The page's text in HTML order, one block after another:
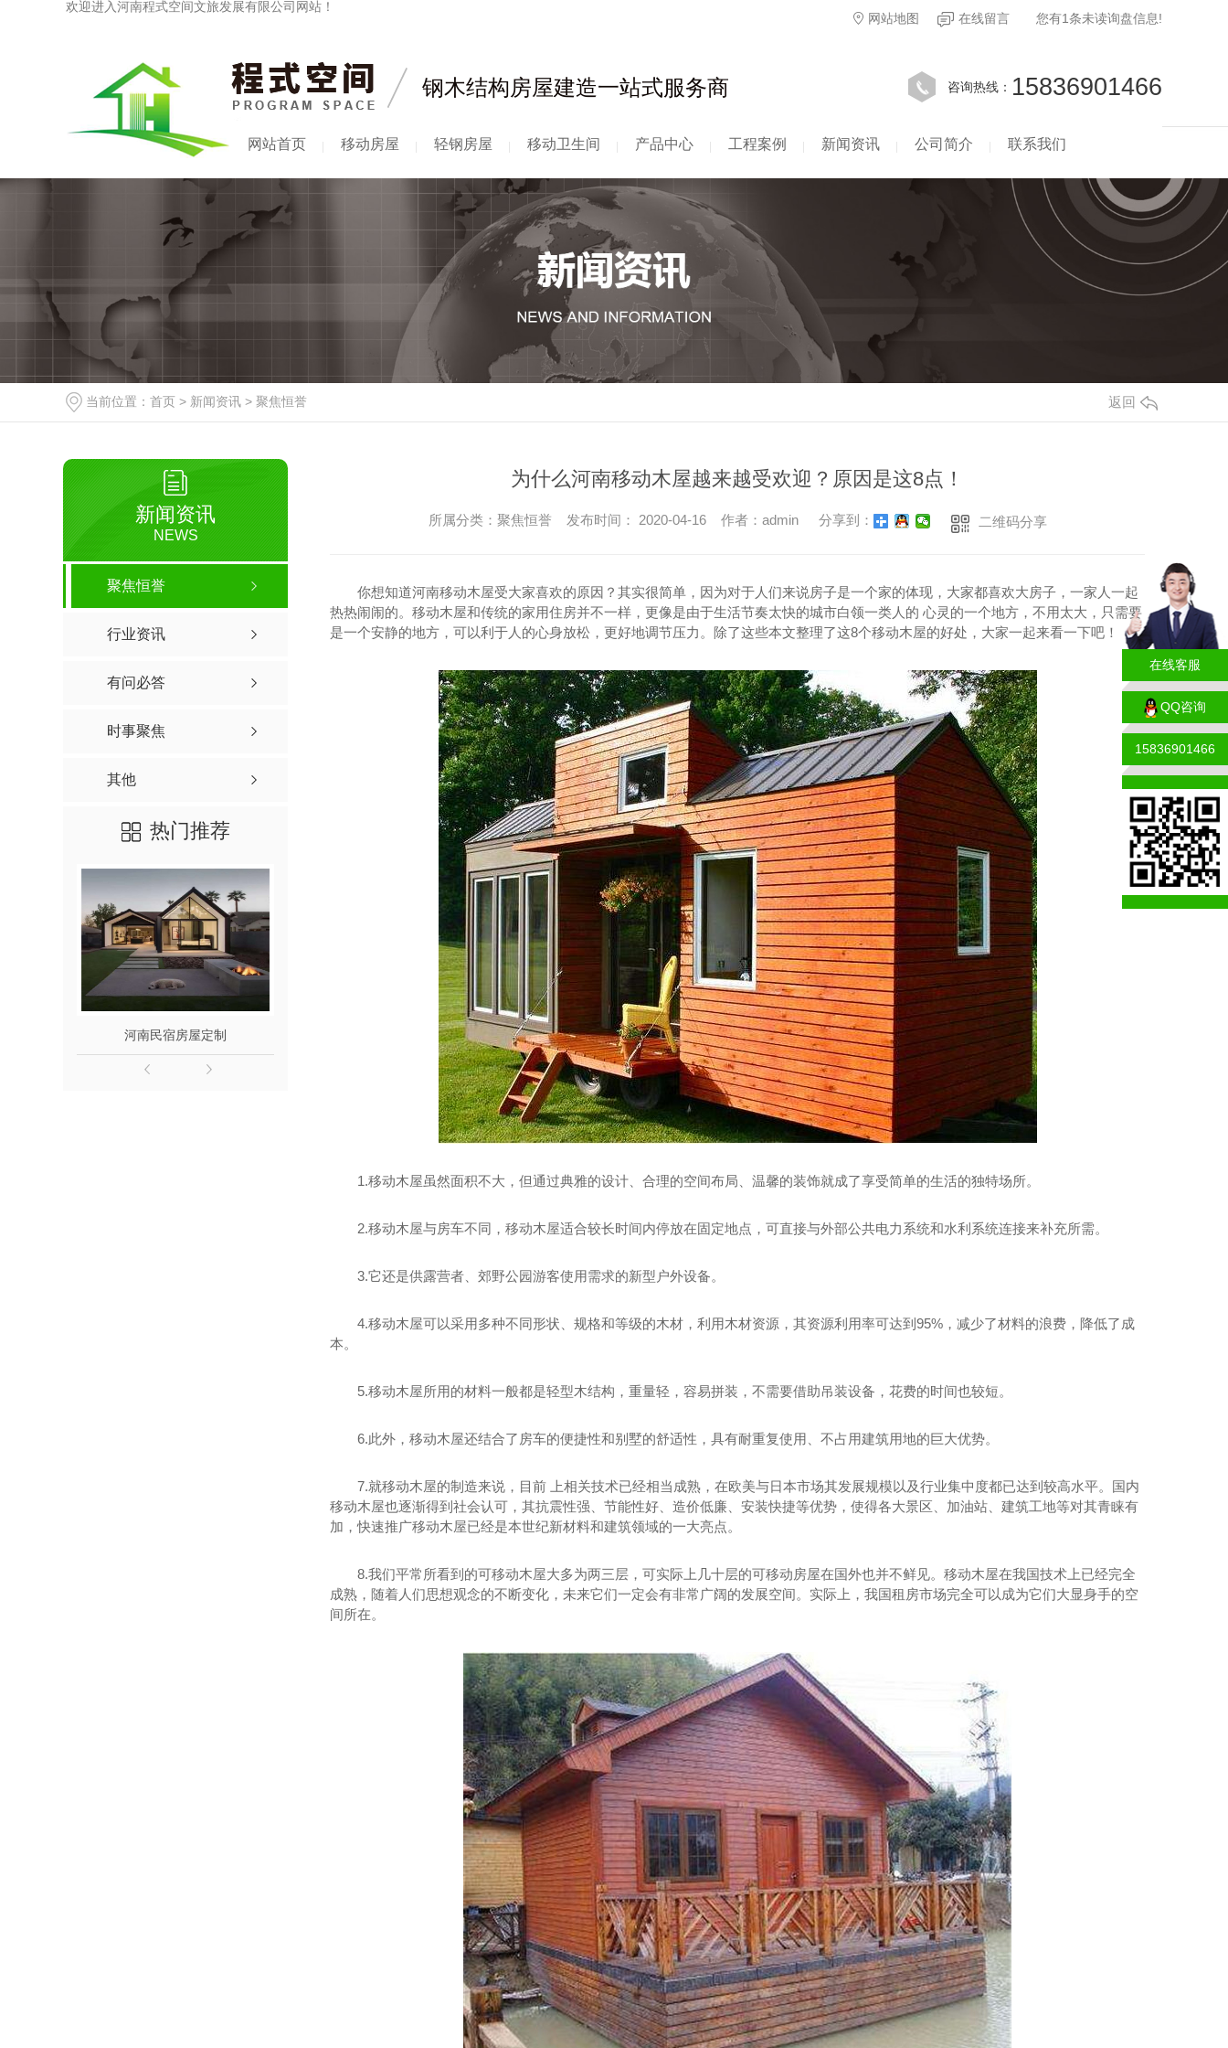
欢迎进入河南程式空间文旅发展有限公司网站！
网站地图
在线留言 您有1条未读询盘信息!
钢木结构房屋建造一站式服务商 咨询热线： 15836901466
网站首页 移动房屋 轻钢房屋 移动卫生间 产品中心 工程案例 新闻资讯 公司简介 联系我们
当前位置： 首页 > 新闻资讯 > 聚焦恒誉 返回
新闻资讯
NEWS
聚焦恒誉
行业资讯
有问必答
时事聚焦
其他
热门推荐
河南民宿房屋定制 河南民宿房屋价格 河南景观房屋厂家 河南景观房屋
为什么河南移动木屋越来越受欢迎？原因是这8点！
所属分类：聚焦恒誉 发布时间： 2020-04-16 作者：admin 分享到： 二维码分享
你想知道河南移动木屋受大家喜欢的原因？其实很简单，因为对于人们来说房子是一个家的体现，大家都喜欢大房子，一家人一起
热热闹闹的。移动木屋和传统的家用住房并不一样，更像是由于生活节奏太快的城市白领一类人的 心灵的一个地方，不用太大，只需要
是一个安静的地方，可以利于人的心身放松，更好地调节压力。除了这些本文整理了这8个移动木屋的好处，大家一起来看一下吧！
1.移动木屋虽然面积不大，但通过典雅的设计、合理的空间布局、温馨的装饰就成了享受简单的生活的独特场所。
2.移动木屋与房车不同，移动木屋适合较长时间内停放在固定地点，可直接与外部公共电力系统和水利系统连接来补充所需。
3.它还是供露营者、郊野公园游客使用需求的新型户外设备。
4.移动木屋可以采用多种不同形状、规格和等级的木材，利用木材资源，其资源利用率可达到95%，减少了材料的浪费，降低了成
本。
5.移动木屋所用的材料一般都是轻型木结构，重量轻，容易拼装，不需要借助吊装设备，花费的时间也较短。
6.此外，移动木屋还结合了房车的便捷性和别墅的舒适性，具有耐重复使用、不占用建筑用地的巨大优势。
7.就移动木屋的制造来说，目前 上相关技术已经相当成熟，在欧美与日本市场其发展规模以及行业集中度都已达到较高水平。国内
移动木屋也逐渐得到社会认可，其抗震性强、节能性好、造价低廉、安装快捷等优势，使得各大景区、加油站、建筑工地等对其青睐有
加，快速推广移动木屋已经是本世纪新材料和建筑领域的一大亮点。
8.我们平常所看到的可移动木屋大多为两三层，可实际上几十层的可移动房屋在国外也并不鲜见。移动木屋在我国技术上已经完全
成熟，随着人们思想观念的不断变化，未来它们一定会有非常广阔的发展空间。实际上，我国租房市场完全可以成为它们大显身手的空
间所在。
在
线